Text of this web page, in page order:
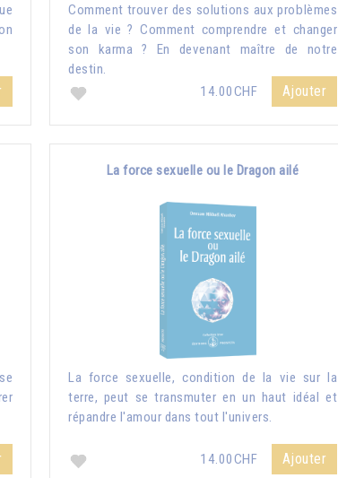
Comment trouver des solutions aux problèmes
de la vie ? Comment comprendre et changer
son karma ? En devenant maître de notre
destin.
14.00CHF
Ajouter
La force sexuelle ou le Dragon ailé
La force sexuelle, condition de la vie sur la
terre, peut se transmuter en un haut idéal et
répandre l'amour dans tout l'univers.
14.00CHF Ajouter